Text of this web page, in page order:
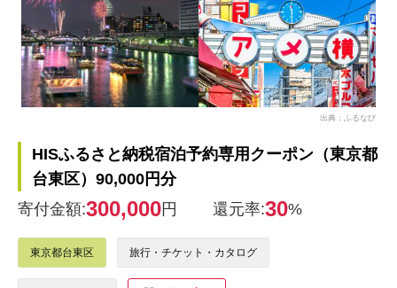
出典：ふるなび
HISふるさと納税宿泊予約専用クーポン（東京都
台東区）90,000円分
寄付金額:300,000円 還元率:30%
東京都台東区 旅行・チケット・カタログ